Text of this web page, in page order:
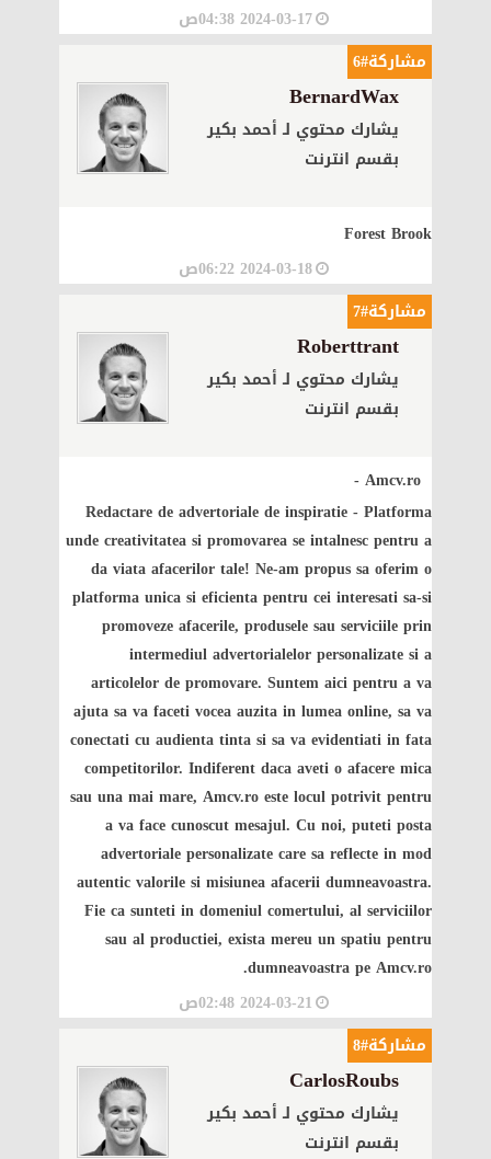
2024-03-17 04:38ص
مشاركة#6
BernardWax
يشارك محتوي لـ أحمد بكير
بقسم انترنت
Forest Brook
2024-03-18 06:22ص
مشاركة#7
Roberttrant
يشارك محتوي لـ أحمد بكير
بقسم انترنت
Amcv.ro -
Redactare de advertoriale de inspiratie- Platforma
unde creativitatea si promovarea se intalnesc pentru a
da viata afacerilor tale! Ne-am propus sa oferim o
platforma unica si eficienta pentru cei interesati sa-si
promoveze afacerile, produsele sau serviciile prin
intermediul advertorialelor personalizate si a
articolelor de promovare. Suntem aici pentru a va
ajuta sa va faceti vocea auzita in lumea online, sa va
conectati cu audienta tinta si sa va evidentiati in fata
competitorilor. Indiferent daca aveti o afacere mica
sau una mai mare, Amcv.ro este locul potrivit pentru
a va face cunoscut mesajul. Cu noi, puteti posta
advertoriale personalizate care sa reflecte in mod
autentic valorile si misiunea afacerii dumneavoastra.
Fie ca sunteti in domeniul comertului, al serviciilor
sau al productiei, exista mereu un spatiu pentru
dumneavoastra pe Amcv.ro.
2024-03-21 02:48ص
مشاركة#8
CarlosRoubs
يشارك محتوي لـ أحمد بكير
بقسم انترنت